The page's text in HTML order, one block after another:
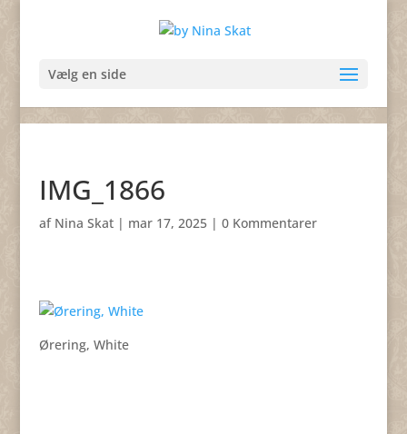
Vælg en side
IMG_1866
af Nina Skat| mar 17, 2025| 0 Kommentarer
Ørering, White